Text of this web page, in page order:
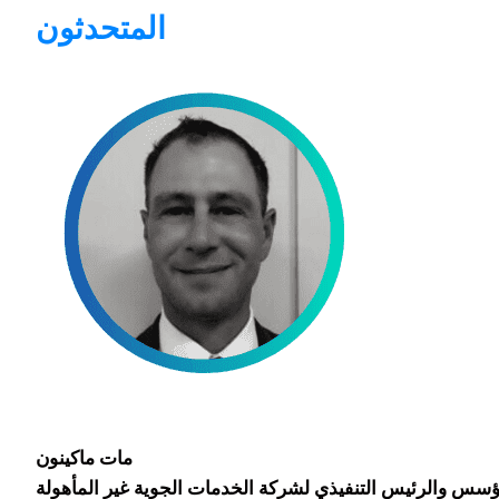
المتحدثون
مات ماكينون
والرئيس التنفيذي لشركة الخدمات الجوية غير المأهولة